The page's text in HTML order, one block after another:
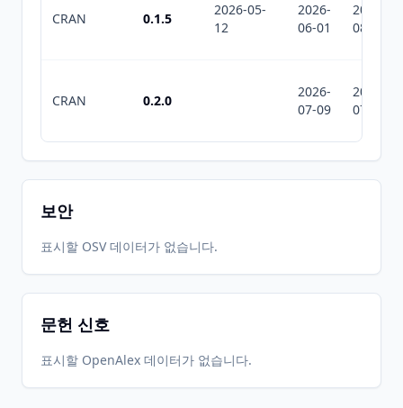
CRAN 0.1.5
2026-05-
12
2026-
06-01
2026-
08-08
CRAN 0.2.0
2026-
07-09
2026-
07-10
보안
표시할 OSV 데이터가 없습니다.
문헌 신호
표시할 OpenAlex 데이터가 없습니다.